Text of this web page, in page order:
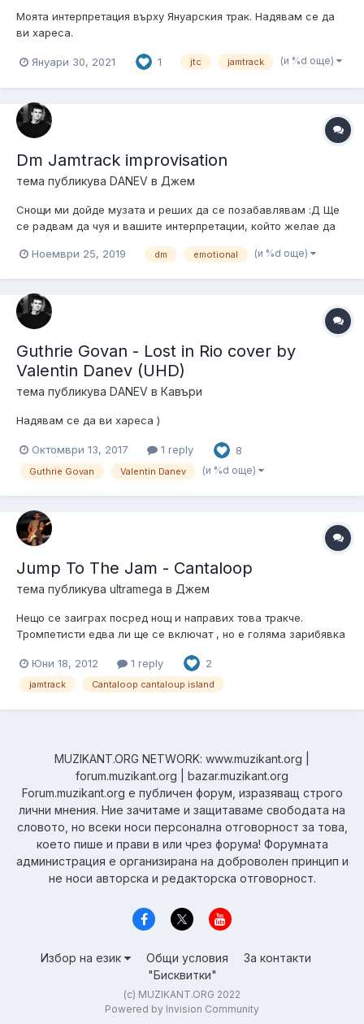
Моята интерпретация върху Януарския трак. Надявам се да
ви хареса.
Януари 30, 2021 1 jtc jamtrack (и %d още)
Dm Jamtrack improvisation
тема публикува DANEV в Джем
Снощи ми дойде музата и реших да се позабавлявам :Д Ще
се радвам да чуя и вашите интерпретации, който желае да
Ноември 25, 2019
dm emotional (и %d още)
Guthrie Govan - Lost in Rio cover by
Valentin Danev (UHD)
тема публикува DANEV в Кавъри
Надявам се да ви хареса )
Октомври 13, 2017 1 reply 8
Guthrie Govan Valentin Danev (и %d още)
Jump To The Jam - Cantaloop
тема публикува ultramega в Джем
Нещо се заиграх посред нощ и направих това тракче.
Тромпетисти едва ли ще се включат , но е голяма зарибявка
се изкефя http://soundcloud.com/user9552137/jumptothejam-
cantaloop
Юни 18, 2012 1 reply 2
jamtrack Cantaloop cantaloup island
MUZIKANT.ORG NETWORK: www.muzikant.org |
forum.muzikant.org | bazar.muzikant.org
Forum.muzikant.org е публичен форум, изразяващ строго
лични мнения. Ние зачитаме и защитаваме свободата на
словото, но всеки носи персонална отговорност за това,
което пише и прави в или чрез форума! Форумната
администрация е организирана на доброволен принцип и
не носи авторска и редакторска отговорност.
Избор на език Общи условия
За контакти
"Бисквитки"
(c) MUZIKANT.ORG 2022
Powered by Invision Community